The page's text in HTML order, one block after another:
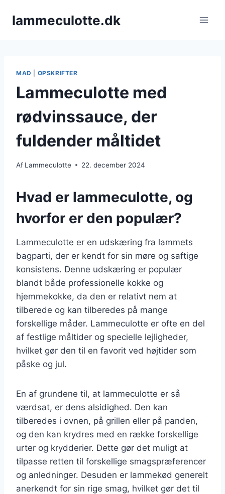
lammeculotte.dk
MAD OPSKRIFTER
Lammeculotte med
rødvinssauce, der
fuldender måltidet
Af Lammeculotte 22. december 2024
Hvad er lammeculotte, og
hvorfor er den populær?
Lammeculotte er en udskæring fra lammets
bagparti, der er kendt for sin møre og saftige
konsistens. Denne udskæring er populær
blandt både professionelle kokke og
hjemmekokke, da den er relativt nem at
tilberede og kan tilberedes på mange
forskellige måder. Lammeculotte er ofte en del
af festlige måltider og specielle lejligheder,
hvilket gør den til en favorit ved højtider som
påske og jul.
En af grundene til, at lammeculotte er så
værdsat, er dens alsidighed. Den kan
tilberedes i ovnen, på grillen eller på panden,
og den kan krydres med en række forskellige
urter og krydderier. Dette gør det muligt at
tilpasse retten til forskellige smagspræferencer
og anledninger. Desuden er lammekød generelt
anerkendt for sin rige smag, hvilket gør det til